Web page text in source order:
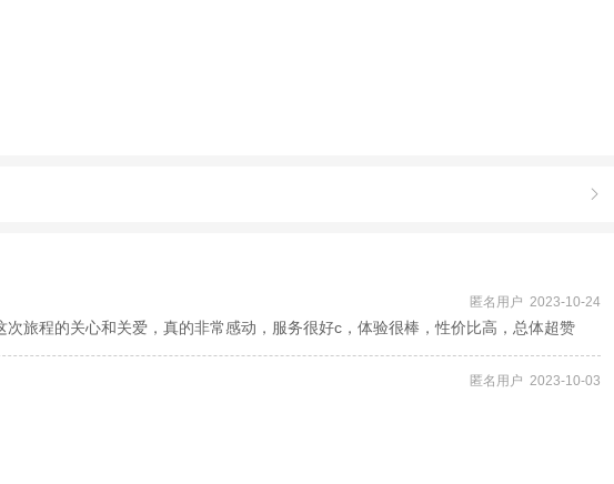
提供

匿名用户 2023-10-24
旅程的关心和关爱，真的非常感动，服务很好c，体验很棒，性价比高，总体超赞
匿名用户 2023-10-03